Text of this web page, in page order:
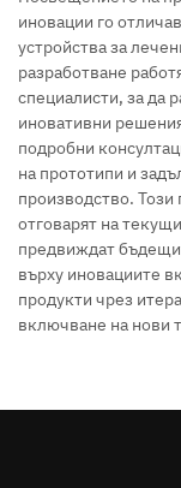
иновации го
устройства за
разработване
специалисти, за да
иновативни
подробни
на прототипи и
производство. Този
отговарят на
предвиждат
върху иновациите
продукти чрез
включване на нови